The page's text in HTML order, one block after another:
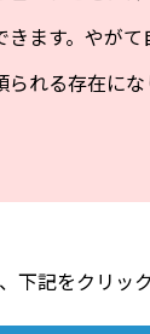
ます。やが
れる存在にな
下記をクリッ